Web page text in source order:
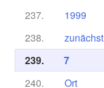
237.
1999
238.
zunächst
239.
7
240.
Ort